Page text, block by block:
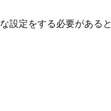
設定をする必要があると